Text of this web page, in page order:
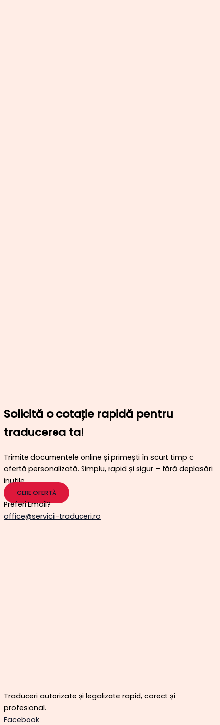
Solicită o cotație rapidă pentru
traducerea ta!
Trimite documentele online și primești în scurt timp o
ofertă personalizată. Simplu, rapid și sigur – fără deplasări
inutile.
CERE OFERTĂ
Preferi Email?
office@servicii-traduceri.ro
Traduceri autorizate și legalizate rapid, corect și
profesional.
Facebook